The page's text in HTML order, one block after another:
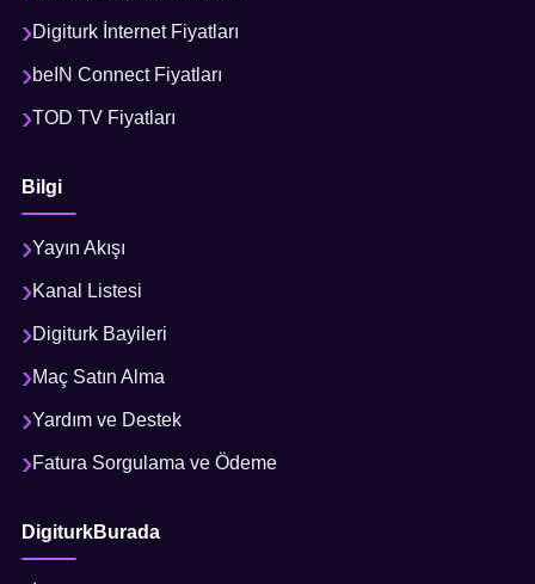
Digiturk İnternet Fiyatları
beIN Connect Fiyatları
TOD TV Fiyatları
Bilgi
Yayın Akışı
Kanal Listesi
Digiturk Bayileri
Maç Satın Alma
Yardım ve Destek
Fatura Sorgulama ve Ödeme
DigiturkBurada